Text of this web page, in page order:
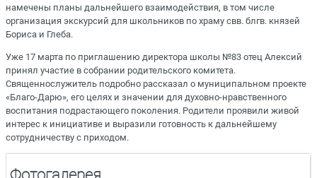
намечены планы дальнейшего взаимодействия, в том числе
организация экскурсий для школьников по храму свв. блгв. князей
Бориса и Глеба.
Уже 17 марта по приглашению директора школы №83 отец Алексий
принял участие в собрании родительского комитета.
Священнослужитель подробно рассказал о муниципальном проекте
«Благо-Дарю», его целях и значении для духовно-нравственного
воспитания подрастающего поколения. Родители проявили живой
интерес к инициативе и выразили готовность к дальнейшему
сотрудничеству с приходом.